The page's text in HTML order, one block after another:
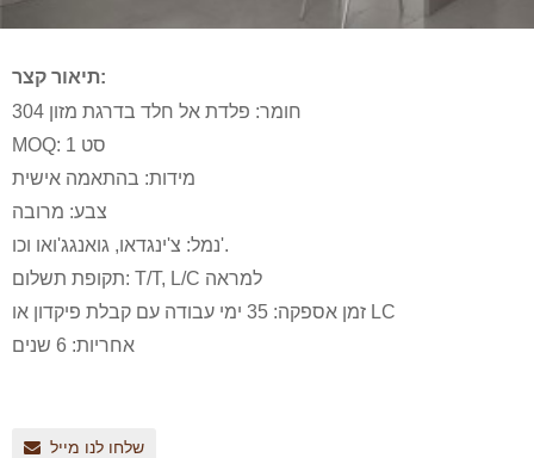
תיאור קצר:
חומר: פלדת אל חלד בדרגת מזון 304
MOQ: 1 סט
מידות: בהתאמה אישית
צבע: מרובה
נמל: צ'ינגדאו, גואנגג'ואו וכו'.
תקופת תשלום: T/T, L/C למראה
זמן אספקה: 35 ימי עבודה עם קבלת פיקדון או LC
אחריות: 6 שנים
שלחו לנו מייל